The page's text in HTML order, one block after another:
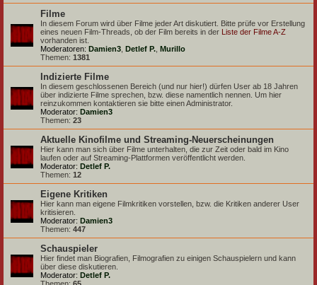
Filme
In diesem Forum wird über Filme jeder Art diskutiert. Bitte prüfe vor Erstellung
eines neuen Film-Threads, ob der Film bereits in der Liste der Filme A-Z
vorhanden ist.
Moderatoren: Damien3 Detlef P. Murillo
Themen: 1381
Indizierte Filme
In diesem geschlossenen Bereich (und nur hier!) dürfen User ab 18 Jahren
über indizierte Filme sprechen, bzw. diese namentlich nennen. Um hier
reinzukommen kontaktieren sie bitte einen Administrator.
Moderator: Damien3
Themen: 23
Aktuelle Kinofilme und Streaming-Neuerscheinungen
Hier kann man sich über Filme unterhalten, die zur Zeit oder bald im Kino
laufen oder auf Streaming-Plattformen veröffentlicht werden.
Moderator: Detlef P.
Themen: 12
Eigene Kritiken
Hier kann man eigene Filmkritiken vorstellen, bzw. die Kritiken anderer User
kritisieren.
Moderator: Damien3
Themen: 447
Schauspieler
Hier findet man Biografien, Filmografien zu einigen Schauspielern und kann
über diese diskutieren.
Moderator: Detlef P.